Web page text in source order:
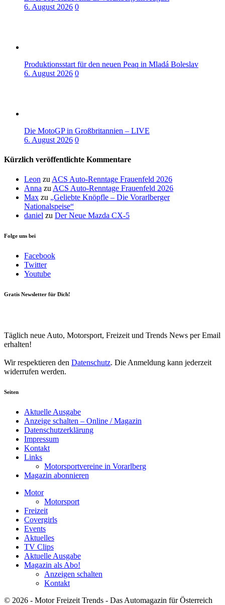
6. August 2026 0
Produktionsstart für den neuen Peaq in Mladá Boleslav
6. August 2026 0
Die MotoGP in Großbritannien – LIVE
6. August 2026 0
Kürzlich veröffentlichte Kommentare
Leon zu ACS Auto-Renntage Frauenfeld 2026
Anna zu ACS Auto-Renntage Frauenfeld 2026
Max zu „Geliebte Knöpfle – Die Vorarlberger
Nationalspeise“
daniel zu Der Neue Mazda CX-5
Folge uns bei
Facebook
Twitter
Youtube
Gratis Newsletter für Dich!
Täglich neue Auto, Motorsport, Freizeit und Trends News per Email
erhalten!
Wir respektieren den Datenschutz. Die Anmeldung kann jederzeit
widerrufen werden.
Seiten
Aktuelle Ausgabe
Anzeige schalten – Online / Magazin
Datenschutzerklärung
Impressum
Kontakt
Links
Motorsportvereine in Vorarlberg
Magazin abonnieren
Motor
Motorsport
Freizeit
Covergirls
Events
Aktuelles
TV Clips
Aktuelle Ausgabe
Magazin als Abo!
Anzeigen schalten
Kontakt
© 2026 - Motor Freizeit Trends - Das Automagazin für Österreich